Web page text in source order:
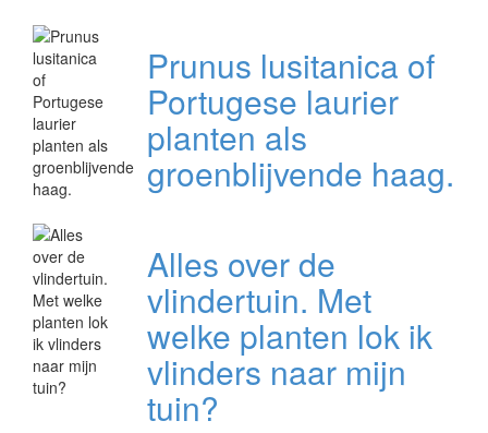
Prunus lusitanica of
Portugese laurier
planten als
groenblijvende haag.
Alles over de
vlindertuin. Met
welke planten lok ik
vlinders naar mijn
tuin?